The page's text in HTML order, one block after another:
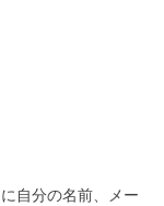
自分の名前、メー